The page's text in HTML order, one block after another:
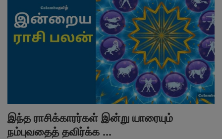
இந்த ராசிக்காரர்கள் இன்று யாரையும்
நம்புவதைத் தவிர்க்க ...